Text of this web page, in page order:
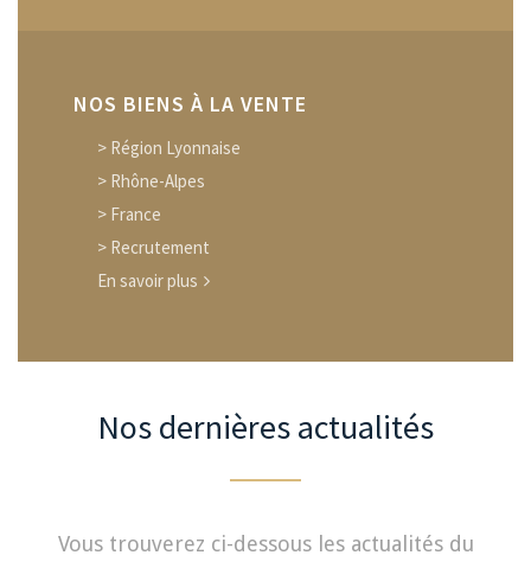
NOS BIENS À LA VENTE
> Région Lyonnaise
> Rhône-Alpes
> France
> Recrutement
En savoir plus
Nos dernières actualités
Vous trouverez ci-dessous les actualités du